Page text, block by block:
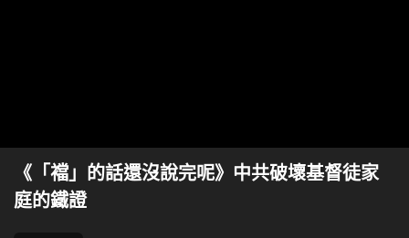
《「襠」的話還沒說完呢》中共破壞基督徒家
庭的鐵證